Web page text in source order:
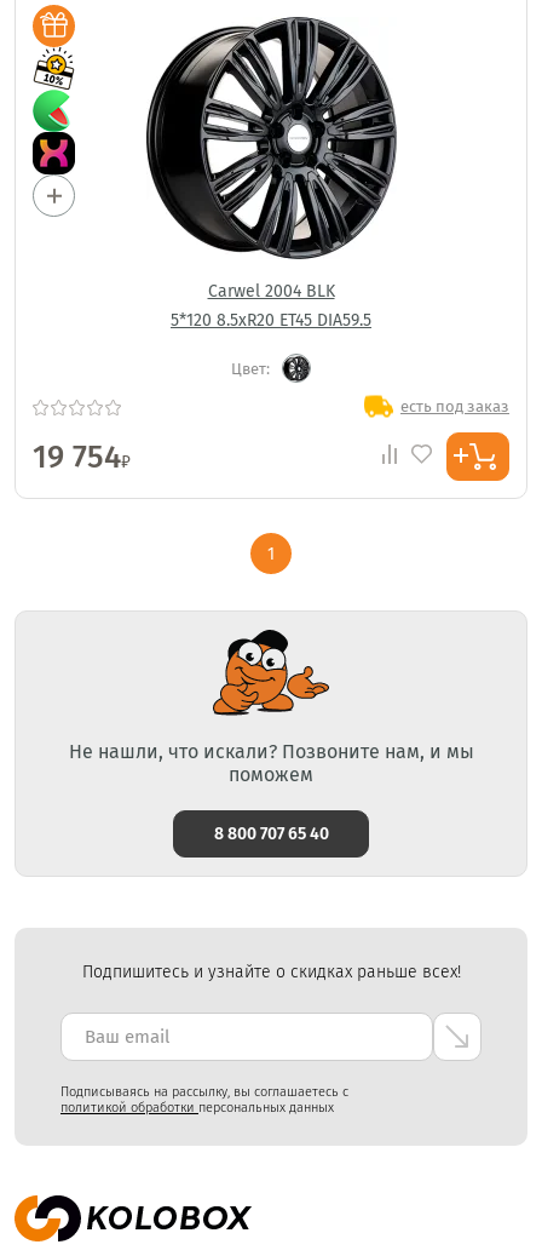
Carwel 2004 BLK
5*120 8.5xR20 ET45 DIA59.5
Цвет:
есть под заказ
19 754₽
1
Не нашли, что искали? Позвоните нам, и мы
поможем
8 800 707 65 40
Подпишитесь и узнайте о скидках раньше всех!
Подписываясь на рассылку, вы соглашаетесь с
политикой обработки персональных данных